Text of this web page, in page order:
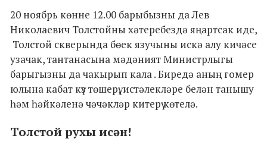
20 ноябрь көнне 12.00 барыбызны да Лев
Николаевич Толстойны хәтеребездә яңартсак иде,
Толстой скверында бөек язучыны искә алу кичәсе
узачак, тантанасына мәдәният Министрлыгы
барыгызны да чакырып кала . Биредә аның гомер
юлына кабат күз төшерү, истәлекләре белән танышу
һәм һәйкәленә чәчәкләр китерү көтелә.
Толстой рухы исән!